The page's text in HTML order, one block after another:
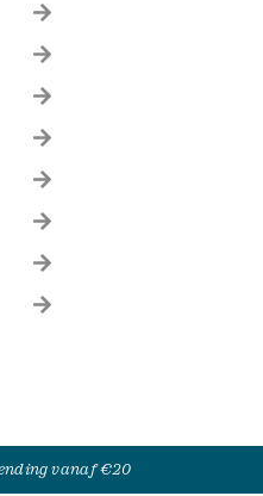
vanaf €20